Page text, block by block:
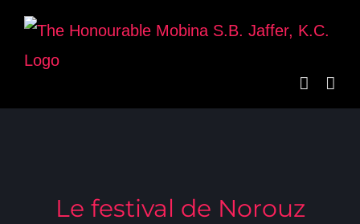
Skip
content
Le festival de Norouz